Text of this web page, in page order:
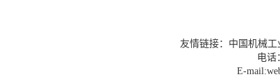
友情链接： 中国机械工
电话
E-